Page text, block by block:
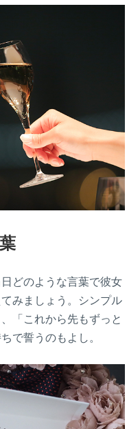
どのような言葉で彼女
みましょう。シンプル
「これから先もずっと
で誓うのもよし。